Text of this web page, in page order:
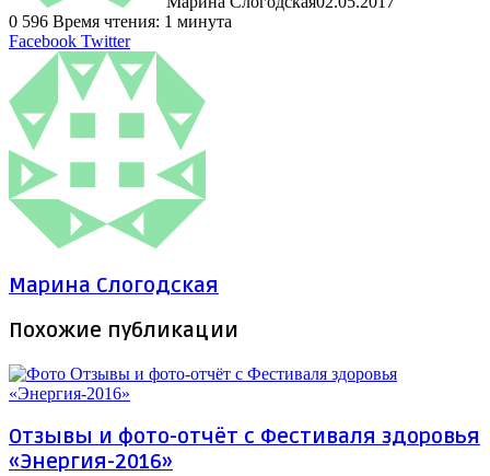
0 596 Время чтения: 1 минута
Facebook TwitterLinkedIn
Tumblr
Pinterest
Reddit
ВКонтакте
Поделиться
через
электронную
почту
Печатать
Марина Слогодская
Похожие публикации
Отзывы и фото-отчёт с Фестиваля здоровья
«Энергия-2016»